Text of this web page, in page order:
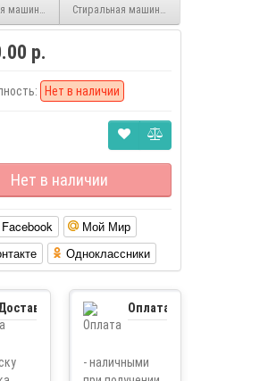
машина LG F1096SD3 inverterСтиральная машина LG F1096MDS0
р.
Нет в наличии
Нет в наличии
Facebook
Мой Мир
Одноклассники
Оплата
- наличными